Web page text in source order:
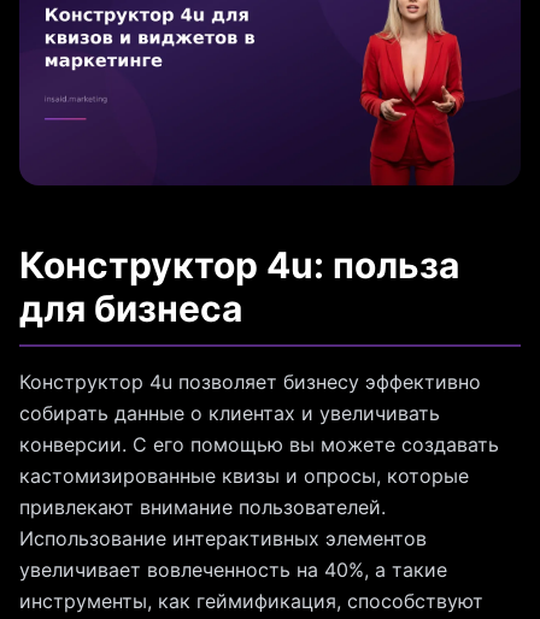
Конструктор 4u: польза
для бизнеса
Конструктор 4u позволяет бизнесу эффективно
собирать данные о клиентах и увеличивать
конверсии. С его помощью вы можете создавать
кастомизированные квизы и опросы, которые
привлекают внимание пользователей.
Использование интерактивных элементов
увеличивает вовлеченность на 40%, а такие
инструменты, как геймификация, способствуют